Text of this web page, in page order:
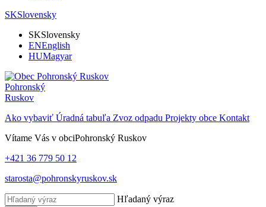
SKSlovensky
SKSlovensky
ENEnglish
HUMagyar
Pohronský
Ruskov
Ako vybaviť Úradná tabuľa Zvoz odpadu Projekty obce Kontakt
Vítame Vás v obciPohronský Ruskov
+421 36 779 50 12
starosta@pohronskyruskov.sk
Hľadaný výraz